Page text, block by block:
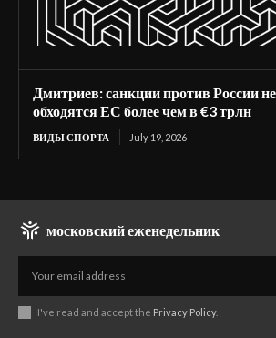
Дмитриев: санкции против России
обходятся ЕС более чем в €3 трлн
ВИДЫ СПОРТА July 19, 2026
московский еженедельник
I've read and accept the Privacy Policy.